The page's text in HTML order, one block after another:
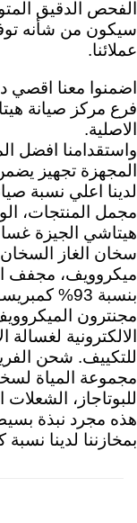
الفحص الدقيق
سيكون من شأنه
عملائنا.
اضمنوا معنا اقصي
فرع مركز صيانة
الاصلية.
واستقدامنا افضل
المجهزة تجهيز
مجمل المنتجات،
هيتاشي الجيزة
سخان الغاز
ميكروويف، مجفف
بنسبة 93%
مجنترون
الالكترونية لغسالة
للتكييف. شحن
مجموعة المياة
للبوتاجاز،
هذه مجرد نبذة
بمخازننا لدينا